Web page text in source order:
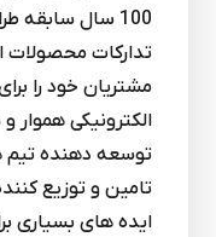
100 سال سابقه
تدارکات محصولات
مشتریان خود را
الکترونیکی
توسعه دهنده
تامین و توزیع
ایده های بسیاری